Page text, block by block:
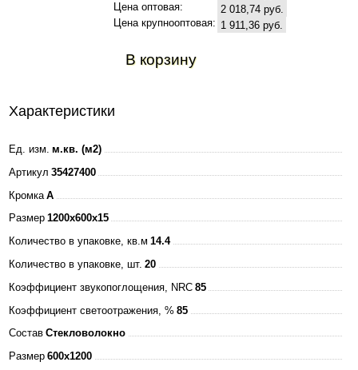
Цена оптовая:
2 018,74 руб.
Цена крупнооптовая: 1 911,36 руб.
В корзину
Характеристики
Ед. изм. м.кв. (м2)
Артикул 35427400
Кромка A
Размер 1200х600x15
Количество в упаковке, кв.м 14.4
Количество в упаковке, шт. 20
Коэффициент звукопоглощения, NRC 85
Коэффициент светоотражения, % 85
Состав Стекловолокно
Размер 600x1200